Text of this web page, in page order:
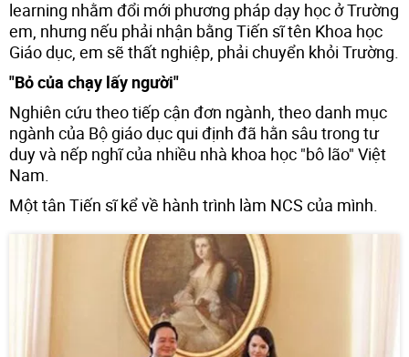
learning nhằm đổi mới phương pháp dạy học ở Trường
em, nhưng nếu phải nhận bằng Tiến sĩ tên Khoa học
Giáo dục, em sẽ thất nghiệp, phải chuyển khỏi Trường.
"Bỏ của chạy lấy người"
Nghiên cứu theo tiếp cận đơn ngành, theo danh mục
ngành của Bộ giáo dục qui định đã hằn sâu trong tư
duy và nếp nghĩ của nhiều nhà khoa học "bô lão" Việt
Nam.
Một tân Tiến sĩ kể về hành trình làm NCS của mình.